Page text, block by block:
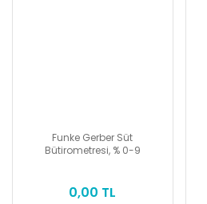
Funke Gerber Süt
Bütirometresi, % 0-9
0,00 TL